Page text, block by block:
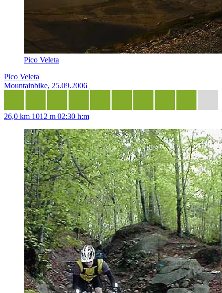
Pico Veleta
Pico Veleta
Mountainbike, 25.09.2006
26,0 km 1012 m 02:30 h:m